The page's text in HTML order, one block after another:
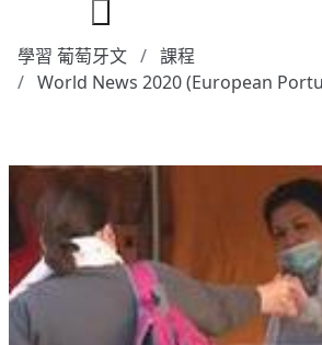
學習 葡萄牙文
課程
World News 2020 (European